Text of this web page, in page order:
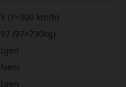
Y (Y=300 km/h)
97 (97=730kg)
Igen
Nem
Igen